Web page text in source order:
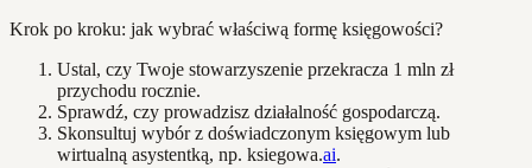
Krok po kroku: jak wybrać właściwą formę księgowości?
Ustal, czy Twoje stowarzyszenie przekracza 1 mln zł
przychodu rocznie.
Sprawdź, czy prowadzisz działalność gospodarczą.
Skonsultuj wybór z doświadczonym księgowym lub
wirtualną asystentką, np. ksiegowa.ai.